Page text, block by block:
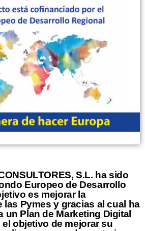
S.L. ha sido
Europeo de Desarrollo
es mejorar la
las Pymes y gracias al cual ha
un Plan de Marketing Digital
objetivo de mejorar su